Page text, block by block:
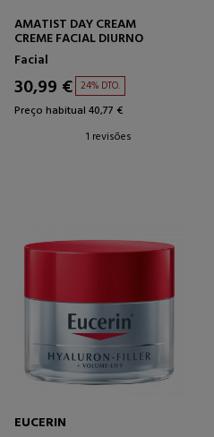
AMATIST DAY CREAM
CREME FACIAL DIURNO
Facial
30,99 € 24% DTO.
Preço habitual 40,77 €
1 revisões
EUCERIN